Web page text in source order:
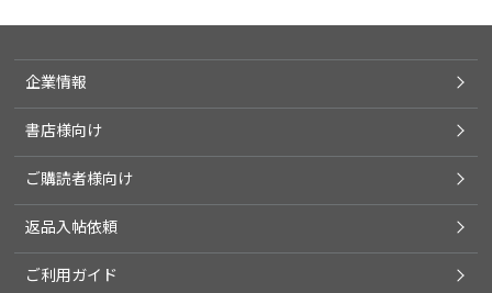
企業情報
書店様向け
ご購読者様向け
返品入帖依頼
ご利用ガイド